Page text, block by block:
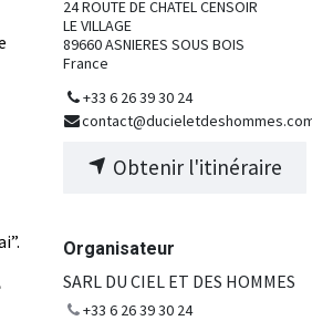
24 ROUTE DE CHATEL CENSOIR
LE VILLAGE
89660 ASNIERES SOUS BOIS
France
+33 6 26 39 30 24
Obtenir l'itinéraire
Organisateur
SARL DU CIEL ET DES HOMMES
+33 6 26 39 30 24